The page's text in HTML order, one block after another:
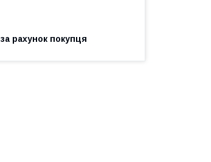
за рахунок покупця